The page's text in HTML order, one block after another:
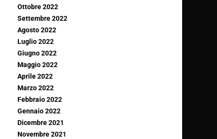
Ottobre 2022
Settembre 2022
Agosto 2022
Luglio 2022
Giugno 2022
Maggio 2022
Aprile 2022
Marzo 2022
Febbraio 2022
Gennaio 2022
Dicembre 2021
Novembre 2021